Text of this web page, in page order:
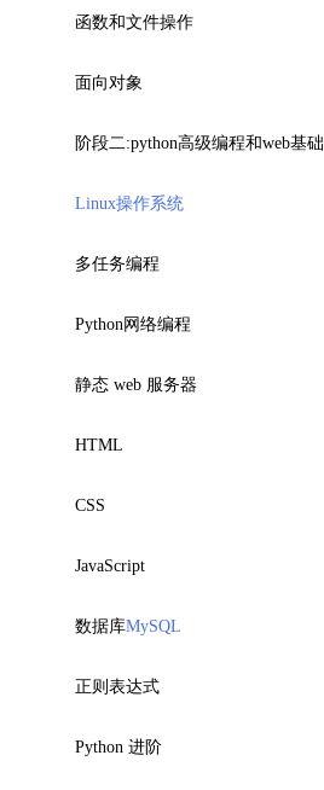
函数和文件操作
面向对象
阶段二:python高级编程和web基础
Linux操作系统
多任务编程
Python网络编程
静态 web 服务器
HTML
CSS
JavaScript
数据库MySQL
正则表达式
Python 进阶